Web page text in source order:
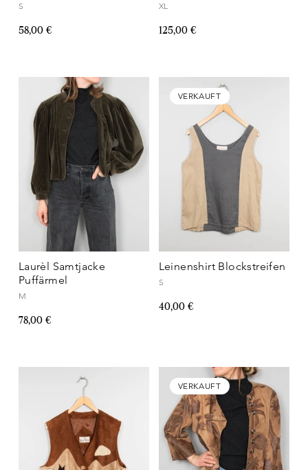
S
58,00 €
XL
125,00 €
Laurèl Samtjacke
Puffärmel
M
78,00 €
VERKAUFT
Leinenshirt Blockstreifen
S
40,00 €
VERKAUFT